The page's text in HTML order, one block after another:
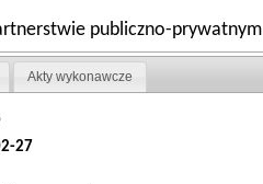
publiczno-prywatnym
Akty wykonawcze
27